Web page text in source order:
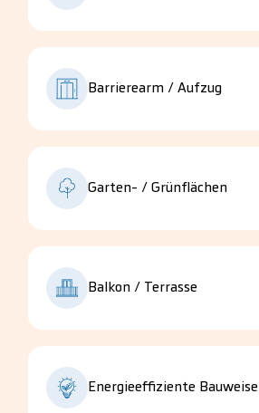
Barrierearm / Aufzug
Garten- / Grünflächen
Balkon / Terrasse
Energieeffiziente Bauweise